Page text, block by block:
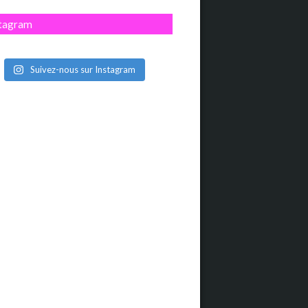
Suivez-nous sur Instagram